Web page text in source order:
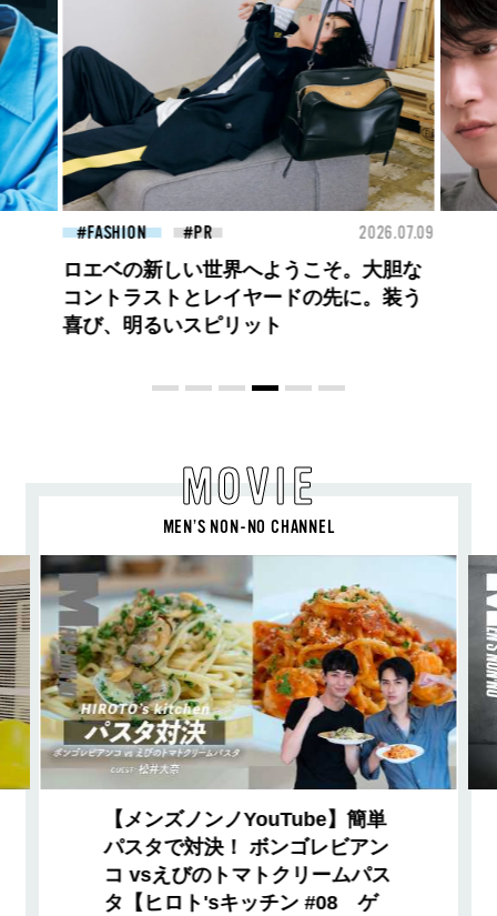
FASHION 2026.07.09
高橋璃央と、ジュエッテの出会い。夏の
定番、ピンクゴールドが印象的
な“SUMMER PINK”［meets Jouete!
MOVIE
MEN’S NON-NO CHANNEL
【メンズノンノYouTube】簡単
パスタで対決！ ボンゴレビアン
コ vsえびのトマトクリームパス
タ【ヒロト'sキッチン #08 ゲ